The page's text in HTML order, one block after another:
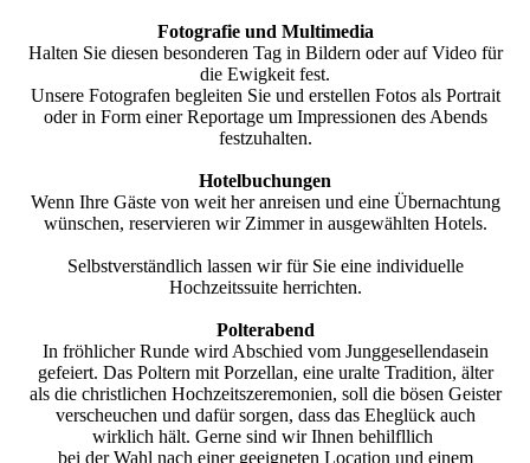
Fotografie und Multimedia
Halten Sie diesen besonderen Tag in Bildern oder auf Video für
die Ewigkeit fest.
Unsere Fotografen begleiten Sie und erstellen Fotos als Portrait
oder in Form einer Reportage um Impressionen des Abends
festzuhalten.
Hotelbuchungen
Wenn Ihre Gäste von weit her anreisen und eine Übernachtung
wünschen, reservieren wir Zimmer in ausgewählten Hotels.
Selbstverständlich lassen wir für Sie eine individuelle
Hochzeitssuite herrichten.
Polterabend
In fröhlicher Runde wird Abschied vom Junggesellendasein
gefeiert. Das Poltern mit Porzellan, eine uralte Tradition, älter
als die christlichen Hochzeitszeremonien, soll die bösen Geister
verscheuchen und dafür sorgen, dass das Eheglück auch
wirklich hält. Gerne sind wir Ihnen behilfllich
bei der Wahl nach einer geeigneten Location und einem